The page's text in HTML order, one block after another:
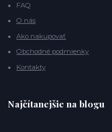
FAQ
O nás
Ako nakupovať
Obchodné podmienky
Kontakty
Najčítanejšie na blogu